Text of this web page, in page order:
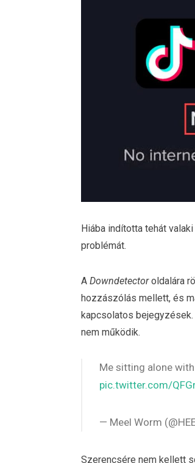
Hiába indította tehát
problémát.
A Downdetectoroldalára
hozzászólás mellett, és
kapcsolatos bejegyzések.
nem működik.
Me sitting alone
pic.twitter.com/
— Meel Worm
Szerencsére nem kellett